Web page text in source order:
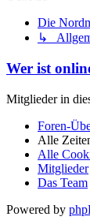
Die
↳
Wer ist
Mitglieder in
Foren-
Alle
Alle
Mitglieder
Das Team
Powered by